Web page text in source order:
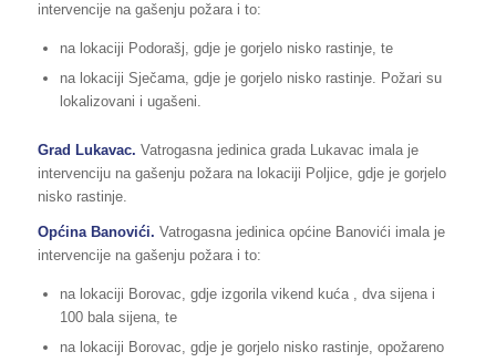
intervencije na gašenju požara i to:
na lokaciji Podorašj, gdje je gorjelo nisko rastinje, te
na lokaciji Sječama, gdje je gorjelo nisko rastinje. Požari su
lokalizovani i ugašeni.
Grad Lukavac. Vatrogasna jedinica grada Lukavac imala je
intervenciju na gašenju požara na lokaciji Poljice, gdje je gorjelo
nisko rastinje.
Općina Banovići. Vatrogasna jedinica općine Banovići imala je
intervencije na gašenju požara i to:
na lokaciji Borovac, gdje izgorila vikend kuća , dva sijena i
100 bala sijena, te
na lokaciji Borovac, gdje je gorjelo nisko rastinje, opožareno